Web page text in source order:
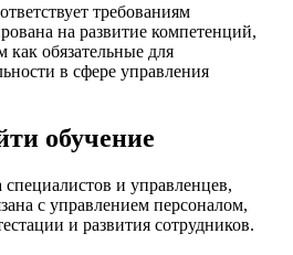
требованиям
на развитие компетенций,
как обязательные для
в сфере управления
обучение
и управленцев,
с управлением персоналом,
и развития сотрудников.